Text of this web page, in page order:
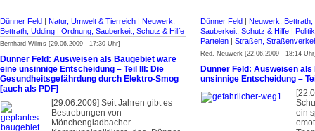
Dünner Feld | Natur, Umwelt & Tierreich | Neuwerk,
Bettrath, Üdding | Ordnung, Sauberkeit, Schutz & Hilfe
Bernhard Wilms [29.06.2009 - 17:30 Uhr]
Dünner Feld: Ausweisen als Baugebiet wäre
eine unsinnige Entscheidung – Teil III: Die
Gesundheitsgefährdung durch Elektro-Smog
[auch als PDF]
[29.06.2009] Seit Jahren gibt es
Bestrebungen von
Mönchengladbacher
Dünner Feld | Neuwerk, Bettrath,
Sauberkeit, Schutz & Hilfe |
Parteien | Straßen,
Red. Neuwerk [22.06.2009 - 18:14
Dünner Feld: Ausweisen
unsinnige Entscheidung –
ein